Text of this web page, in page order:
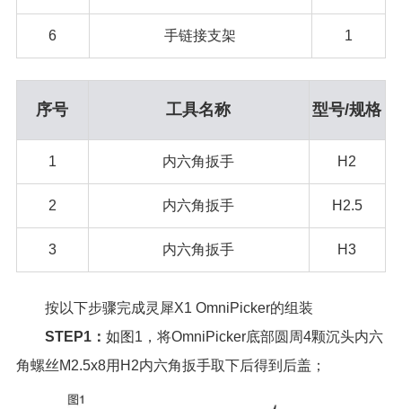
6 手链接支架 1
序号 工具名称 型号/规格
1 内六角扳手 H2
2 内六角扳手 H2.5
3 内六角扳手 H3
按以下步骤完成灵犀X1 OmniPicker的组装
STEP1： 如图1，将OmniPicker底部圆周4颗沉头内六
角螺丝M2.5x8用H2内六角扳手取下后得到后盖；